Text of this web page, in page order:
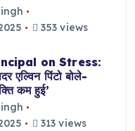
353 views
on Stress:
एल्विन पिंटो बोले-
कम हुई’
313 views